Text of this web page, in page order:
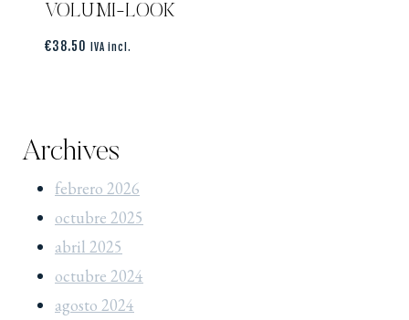
VOLUMI-LOOK
€38.50 IVA incl.
Archives
febrero 2026
octubre 2025
abril 2025
octubre 2024
agosto 2024